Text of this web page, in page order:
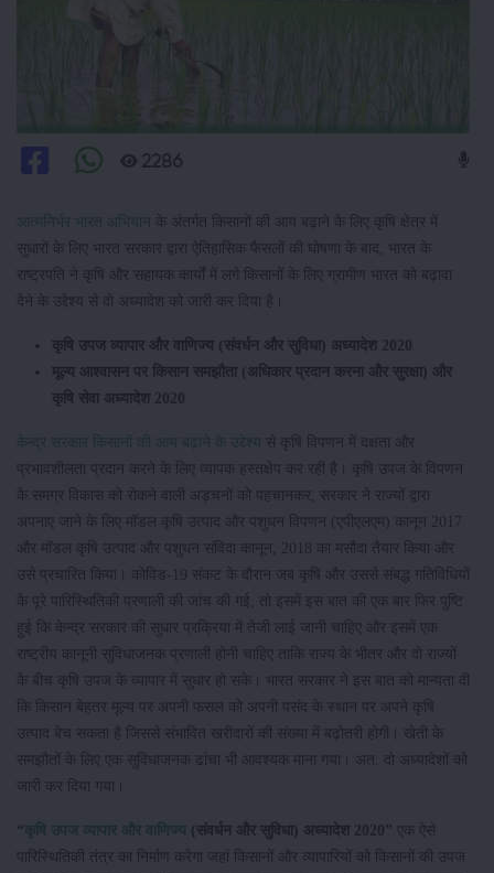
2286
आत्‍मनिर्भर भारत अभियान के अंतर्गत किसानों की आय बढ़ाने के लिए कृषि क्षेत्र में
सुधारों के लिए भारत सरकार द्वारा ऐतिहासिक फैसलों की घोषणा के बाद, भारत के
राष्ट्रपति ने कृषि और सहायक कार्यों में लगे किसानों के लिए ग्रामीण भारत को बढ़ावा
देने के उद्देश्‍य से दो अध्‍यादेश को जारी कर दिया है।
कृषि उपज व्यापार और वाणिज्य (संवर्धन और सुविधा) अध्यादेश 2020
मूल्य आश्वासन पर किसान समझौता (अधिकार प्रदान करना और सुरक्षा) और
कृषि सेवा अध्यादेश 2020
केन्‍द्र सरकार किसानों की आय बढ़ाने के उद्देश्य
से कृषि विपणन में दक्षता और
प्रभावशीलता प्रदान करने के लिए व्यापक हस्तक्षेप कर रही है। कृषि उपज के विपणन
के समग्र विकास को रोकने वाली अड़चनों को पहचानकर, सरकार ने राज्‍यों द्वारा
अपनाए जाने के लिए मॉडल कृषि उत्पाद और पशुधन विपणन (एपीएलएम) कानून 2017
और मॉडल कृषि उत्पाद और पशुधन संविदा कानून, 2018 का मसौदा तैयार किया और
उसे प्रचारित किया। कोविड-19 संकट के दौरान जब कृषि और उससे संबद्ध गतिविधियों
के पूरे पारिस्थितिकी प्रणाली की जांच की गई, तो इसमें इस बात की एक बार फिर पुष्टि
हुई कि केन्‍द्र सरकार की सुधार प्रक्रिया में तेजी लाई जानी चाहिए और इसमें एक
राष्‍ट्रीय कानूनी सुविधाजनक प्रणाली होनी चाहिए ताकि राज्‍य के भीतर और दो राज्‍यों
के बीच कृषि उपज के व्‍यापार में सुधार हो सके। भारत सरकार ने इस बात को मान्‍यता दी
कि किसान बेहतर मूल्‍य पर अपनी फसल को अपनी पसंद के स्थान पर अपने कृषि
उत्पाद बेच सकता है जिससे संभावित खरीदारों की संख्‍या में बढ़ोतरी होगी। खेती के
समझौतों के लिए एक सुविधाजनक ढांचा भी आवश्यक माना गया। अत: दो अध्यादेशों को
जारी कर दिया गया।
“कृषि उपज व्यापार और वाणिज्य (संवर्धन और सुविधा) अध्यादेश 2020”
एक ऐसे
पारिस्थितिकी तंत्र का निर्माण करेगा जहां किसानों और व्यापारियों को किसानों की उपज